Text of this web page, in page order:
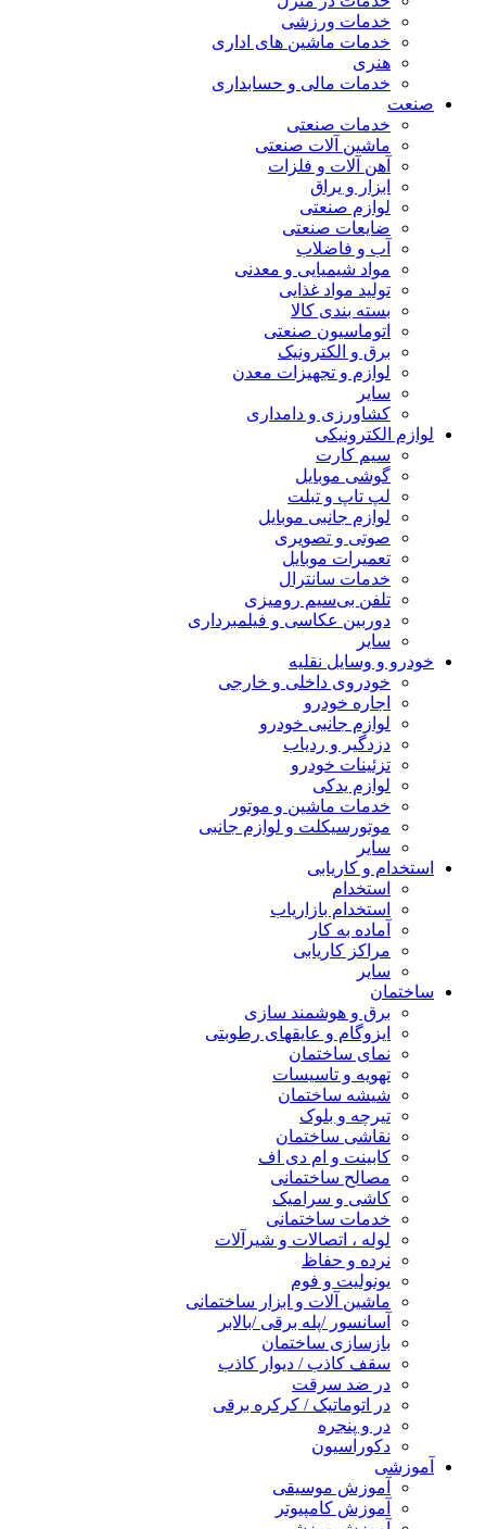
خدمات ورزشی
خدمات ماشین های اداری
هنری
خدمات مالی و حسابداری
صنعت
خدمات صنعتی
ماشین آلات صنعتی
آهن آلات و فلزات
ابزار و یراق
لوازم صنعتی
ضایعات صنعتی
آب و فاضلاب
مواد شیمیایی و معدنی
تولید مواد غذایی
بسته بندی کالا
اتوماسیون صنعتی
برق و الکترونیک
لوازم و تجهیزات معدن
سایر
کشاورزی و دامداری
لوازم الکترونیکی
سیم کارت
گوشی موبایل
لپ تاپ و تبلت
لوازم جانبی موبایل
صوتی و تصویری
تعمیرات موبایل
خدمات سانترال
تلفن بی‌سیم رومیزی
دوربین عکاسی و فیلمبرداری
سایر
خودرو و وسایل نقلیه
خودروی داخلی و خارجی
اجاره خودرو
لوازم جانبی خودرو
دزدگیر و ردیاب
تزئینات خودرو
لوازم یدکی
خدمات ماشین و موتور
موتورسیکلت و لوازم جانبی
سایر
استخدام و کاریابی
استخدام
استخدام بازاریاب
آماده به کار
مراکز کاریابی
سایر
ساختمان
برق و هوشمند سازی
ایزوگام و عایقهای رطوبتی
نمای ساختمان
تهویه و تاسیسات
شیشه ساختمان
تیرچه و بلوک
نقاشی ساختمان
کابینت و ام دی اف
مصالح ساختمانی
کاشی و سرامیک
خدمات ساختمانی
لوله ، اتصالات و شیرآلات
نرده و حفاظ
یونولیت و فوم
ماشین آلات و ابزار ساختمانی
آسانسور /پله برقی /بالابر
بازسازی ساختمان
سقف کاذب / دیوار کاذب
در ضد سرقت
در اتوماتیک / کرکره برقی
در و پنجره
دکوراسیون
آموزشی
آموزش موسیقی
آموزش کامپیوتر